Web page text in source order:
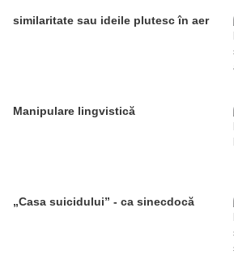
similaritate sau ideile plutesc în aer
Manipulare lingvistică
„Casa suicidului” - ca sinecdocă